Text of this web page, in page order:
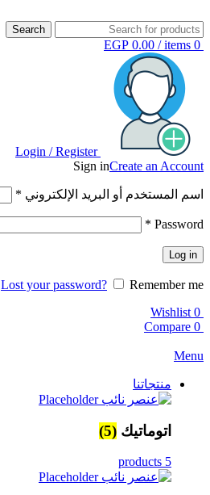
Search
0
items
/
EGP 0.00
Login / Register
Sign inCreate an Account
اسم المستخدم أو البريد الإلكتروني *
Password
*
Log in
Lost your password?
Remember me
0
Wishlist
0
Compare
Menu
منتجاتنا
اتوماتيك (5)
5 products